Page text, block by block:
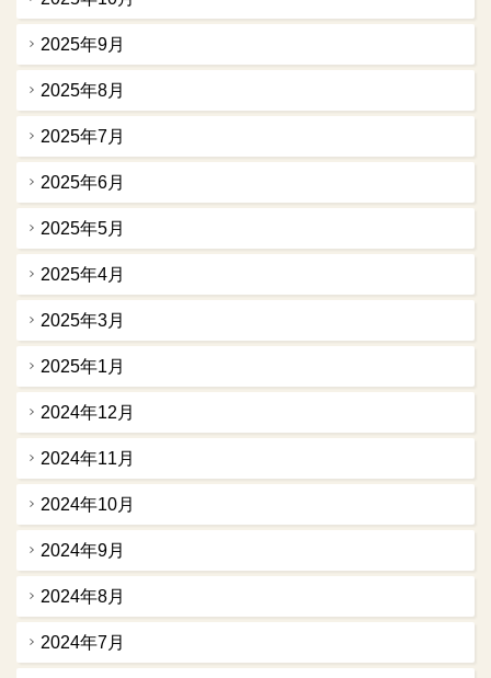
2025年9月
2025年8月
2025年7月
2025年6月
2025年5月
2025年4月
2025年3月
2025年1月
2024年12月
2024年11月
2024年10月
2024年9月
2024年8月
2024年7月